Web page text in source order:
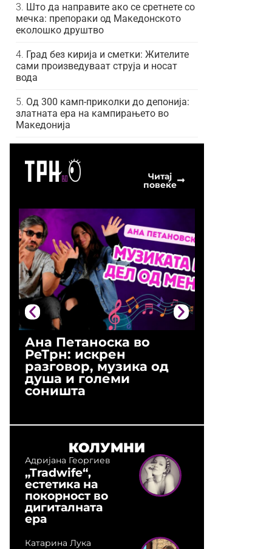
Што да направите ако се сретнете со
мечка: препораки од Македонското
еколошко друштво
Град без кирија и сметки: Жителите
сами произведуваат струја и носат
вода
Од 300 камп-приколки до депонија:
златната ера на кампирањето во
Македонија
Читај
повеќе
Ана Петаноска во
РеТрн: искрен
разговор, музика од
душа и големи
соништа
КОЛУМНИ
Адријана Георгиев
„Tradwife“,
естетика на
покорност во
дигиталната
ера
Катарина Лука